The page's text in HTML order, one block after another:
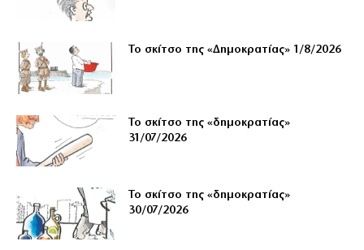
Το σκίτσο της «Δημοκρατίας» 1/8/2026
Το σκίτσο της «δημοκρατίας»
31/07/2026
Το σκίτσο της «δημοκρατίας»
30/07/2026